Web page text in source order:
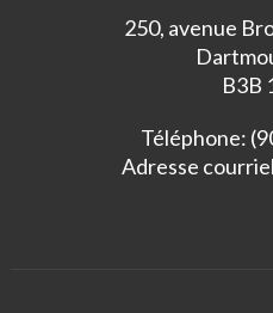
250, avenue
B3B
Téléphone:
Adresse